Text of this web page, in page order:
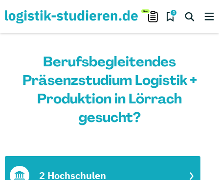
0
Berufsbegleitendes
Präsenzstudium Logistik +
Produktion in Lörrach
gesucht?
2 Hochschulen